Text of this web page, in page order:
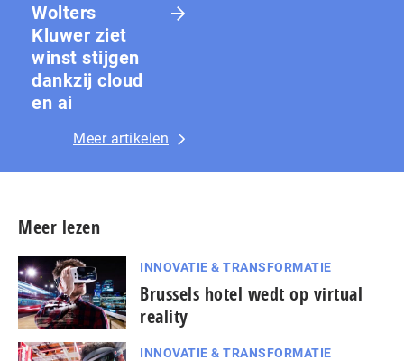
Wolters
Kluwer ziet
winst stijgen
dankzij cloud
en ai
Meer artikelen
Meer lezen
INNOVATIE & TRANSFORMATIE
Brussels hotel wedt op virtual
reality
INNOVATIE & TRANSFORMATIE